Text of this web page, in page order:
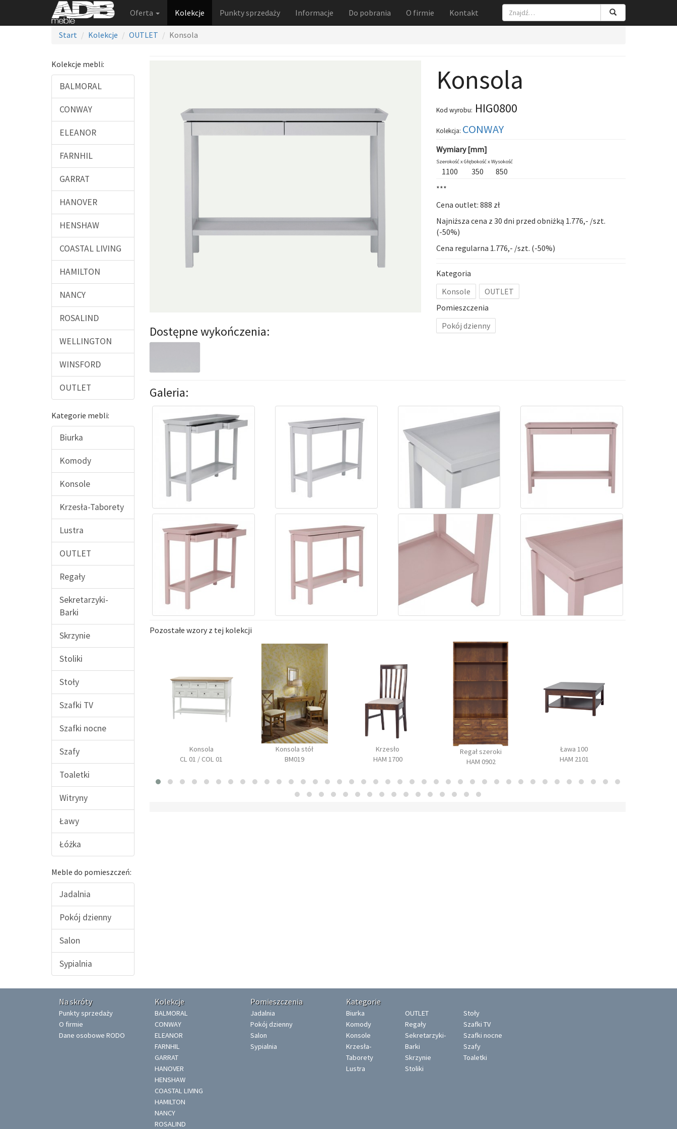
Oferta Kolekcje Punkty sprzedaży Informacje Do pobrania O firmie Kontakt
Start Kolekcje OUTLET Konsola
Kolekcje mebli:
BALMORAL
CONWAY
ELEANOR
FARNHIL
GARRAT
HANOVER
HENSHAW
COASTAL LIVING
HAMILTON
NANCY
ROSALIND
WELLINGTON
WINSFORD
OUTLET
Kategorie mebli:
Biurka
Komody
Konsole
Krzesła-Taborety
Lustra
OUTLET
Regały
Sekretarzyki-
Barki
Skrzynie
Stoliki
Stoły
Szafki TV
Szafki nocne
Szafy
Toaletki
Witryny
Ławy
Łóżka
Meble do pomieszczeń:
Jadalnia
Pokój dzienny
Salon
Sypialnia
Dostępne wykończenia:
Konsola
Kod wyrobu: HIG0800
Kolekcja: CONWAY
Wymiary [mm]
Szerokość xGłębokość xWysokość
1100 350
850
***
Cena outlet: 888 zł
Najniższa cena z 30 dni przed obniżką 1.776,- /szt.
(-50%)
Cena regularna 1.776,- /szt. (-50%)
Kategoria
Konsole
OUTLET
Pomieszczenia
Pokój dzienny
Galeria:
Pozostałe wzory z tej kolekcji
Konsola
CL 01 / COL 01
Konsola stół
BM019
Krzesło
HAM 1700
Regał szeroki
HAM 0902
Ława 100
HAM 2101
Na skróty
Punkty sprzedaży
O firmie
Dane osobowe RODO
Kolekcje
BALMORAL
CONWAY
ELEANOR
FARNHIL
GARRAT
HANOVER
HENSHAW
COASTAL LIVING
HAMILTON
NANCY
ROSALIND
Pomieszczenia
Jadalnia
Pokój dzienny
Salon
Sypialnia
Kategorie
Biurka
Komody
Konsole
Krzesła-
Taborety
Lustra
OUTLET
Regały
Sekretarzyki-
Barki
Skrzynie
Stoliki
Stoły
Szafki TV
Szafki nocne
Szafy
Toaletki